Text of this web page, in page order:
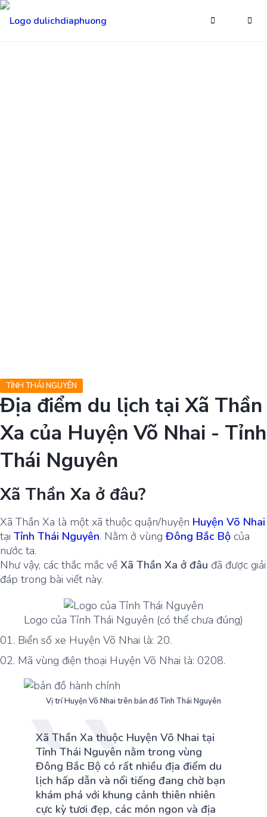
TỈNH THÁI NGUYÊN
Địa điểm du lịch tại Xã Thần
Xa của Huyện Võ Nhai - Tỉnh
Thái Nguyên
Xã Thần Xa ở đâu?
Xã Thần Xa là một xã thuộc quận/huyện Huyện Võ Nhai
tại Tỉnh Thái Nguyên. Nằm ở vùngĐông Bắc Bộ của
nước ta.
Như vậy, các thắc mắc về Xã Thần Xa ở đâu đã được giải
đáp trong bài viết này.
Logo của Tỉnh Thái Nguyên (có thể chưa đúng)
Biển số xe Huyện Võ Nhai là: 20.
Mã vùng điện thoại Huyện Võ Nhai là: 0208.
Vị trí Huyện Võ Nhai trên bản đồ Tỉnh Thái Nguyên
Xã Thần Xa thuộc Huyện Võ Nhai tại
Tỉnh Thái Nguyên nằm trong vùng
Đông Bắc Bộ có rất nhiều địa điểm du
lịch hấp dẫn và nổi tiếng đang chờ bạn
khám phá với khung cảnh thiên nhiên
cực kỳ tươi đẹp, các món ngon và địa